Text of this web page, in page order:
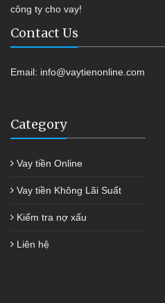
công ty cho vay!
Contact Us
Email: info@vaytienonline.com
Category
Vay tiền Online
Vay tiền Không Lãi Suất
Kiểm tra nợ xấu
Liên hệ